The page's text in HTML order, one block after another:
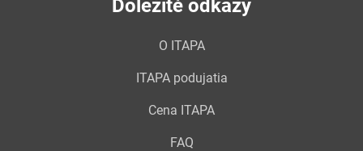
Dôležité odkazy
O ITAPA
ITAPA podujatia
Cena ITAPA
FAQ